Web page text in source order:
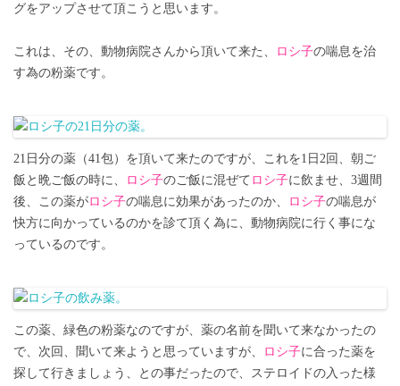
グをアップさせて頂こうと思います。
これは、その、動物病院さんから頂いて来た、 ロシ子の喘息を治
す為の粉薬です。
21日分の薬（41包）を頂いて来たのですが、これを1日2回、朝ご
飯と晩ご飯の時に、
ロシ子のご飯に混ぜて ロシ子に飲ませ、3週間
後、この薬がロシ子の喘息に効果があったのか、 ロシ子の喘息が
快方に向かっているのかを診て頂く為に、動物病院に行く事にな
っているのです。
この薬、緑色の粉薬なのですが、薬の名前を聞いて来なかったの
で、次回、聞いて来ようと思っていますが、
ロシ子に合った薬を
探して行きましょう、との事だったので、ステロイドの入った様